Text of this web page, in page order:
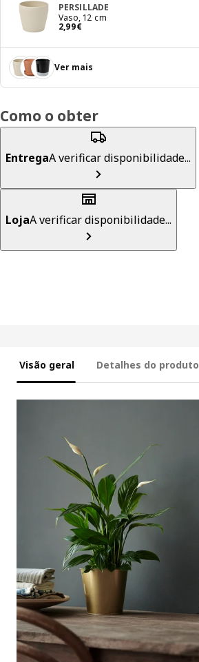
PERSILLADE
Vaso, 12 cm
2,99€
Preço 2,99€
Ver mais
Como o obter
EntregaA verificar disponibilidade...
LojaA verificar disponibilidade...
Visão geral Detalhes do produto